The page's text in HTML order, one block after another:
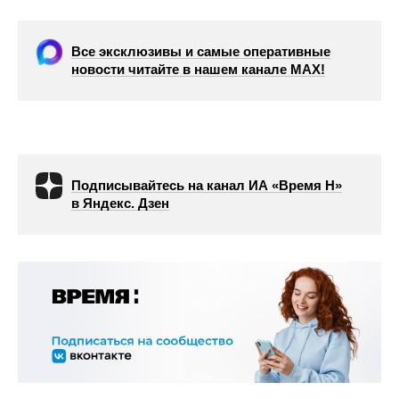
Все эксклюзивы и самые оперативные
новости читайте в нашем канале МАХ!
Подписывайтесь на канал ИА «Время Н»
в Яндекс. Дзен